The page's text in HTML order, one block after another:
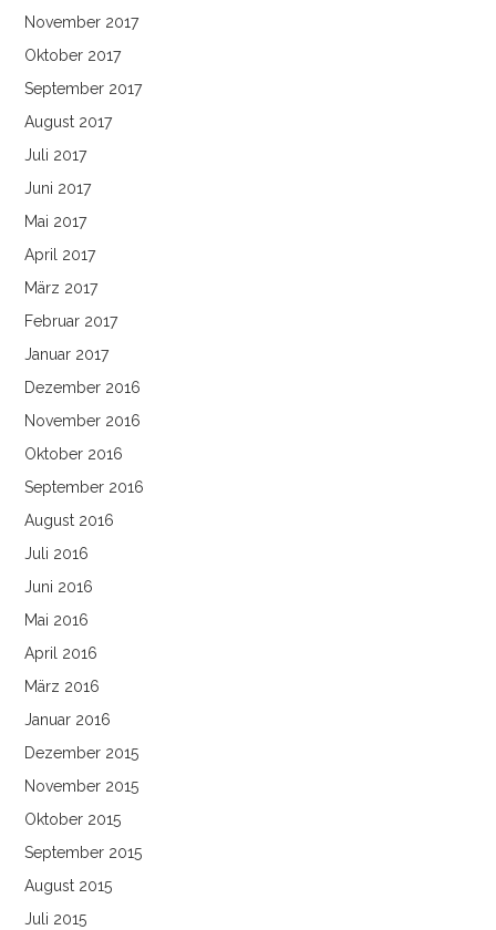
November 2017
Oktober 2017
September 2017
August 2017
Juli 2017
Juni 2017
Mai 2017
April 2017
März 2017
Februar 2017
Januar 2017
Dezember 2016
November 2016
Oktober 2016
September 2016
August 2016
Juli 2016
Juni 2016
Mai 2016
April 2016
März 2016
Januar 2016
Dezember 2015
November 2015
Oktober 2015
September 2015
August 2015
Juli 2015